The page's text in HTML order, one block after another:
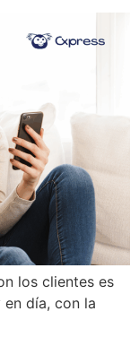
los clientes es
día, con la